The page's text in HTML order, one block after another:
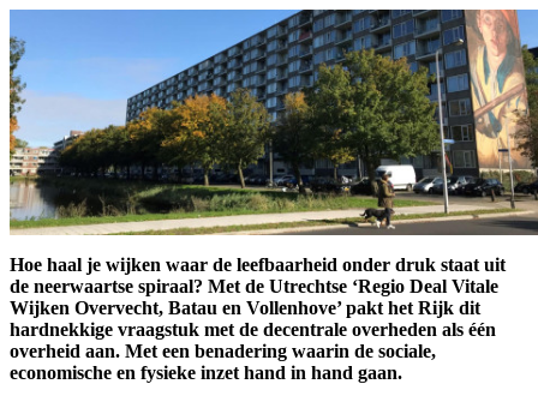
Hoe haal je wijken waar de leefbaarheid onder druk staat uit
de neerwaartse spiraal? Met de Utrechtse ‘Regio Deal Vitale
Wijken Overvecht, Batau en Vollenhove’ pakt het Rijk dit
hardnekkige vraagstuk met de decentrale overheden als één
overheid aan. Met een benadering waarin de sociale,
economische en fysieke inzet hand in hand gaan.